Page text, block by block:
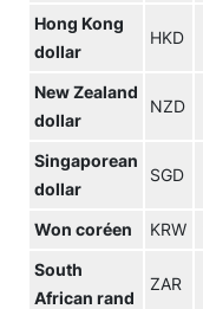
Hong Kong
dollar
HKD
New Zealand
dollar
NZD
Singaporean
dollar
SGD
Won coréen KRW
South
African rand
ZAR